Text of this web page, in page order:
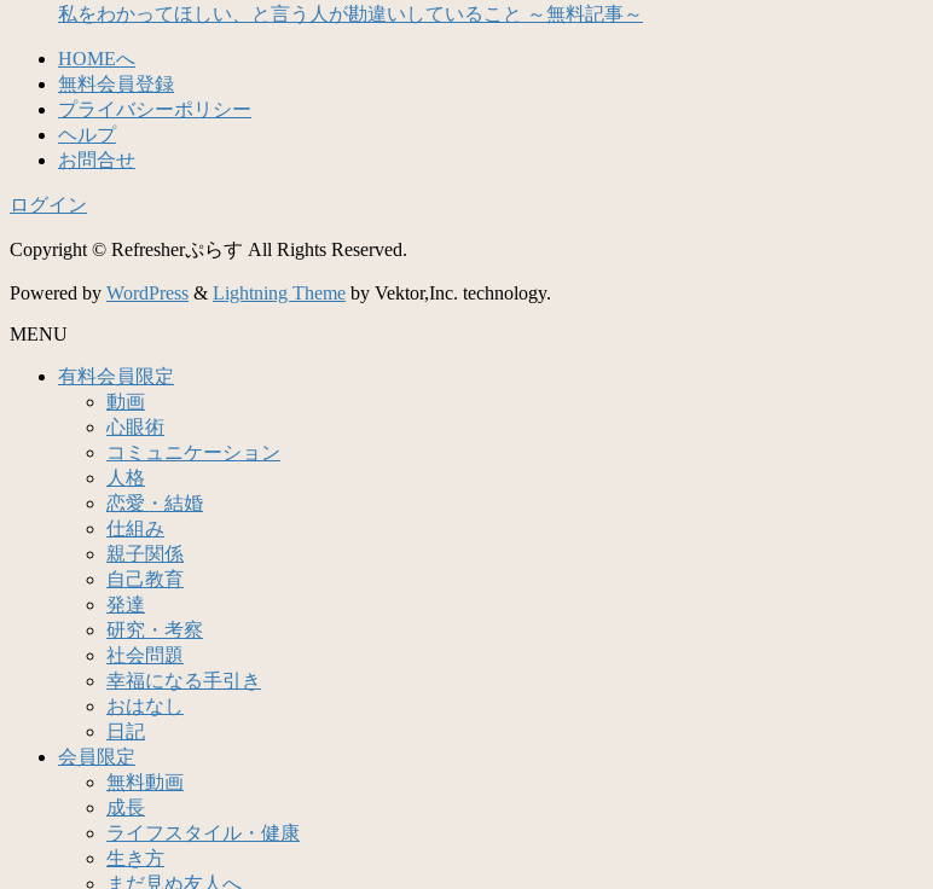
私をわかってほしい、と言う人が勘違いしていること ～無料記事～
HOMEへ
無料会員登録
プライバシーポリシー
ヘルプ
お問合せ
ログイン
Copyright © Refresherぷらす All Rights Reserved.
Powered by WordPress & Lightning Theme by Vektor,Inc. technology.
MENU
有料会員限定
動画
心眼術
コミュニケーション
人格
恋愛・結婚
仕組み
親子関係
自己教育
発達
研究・考察
社会問題
幸福になる手引き
おはなし
日記
会員限定
無料動画
成長
ライフスタイル・健康
生き方
まだ見ぬ友人へ